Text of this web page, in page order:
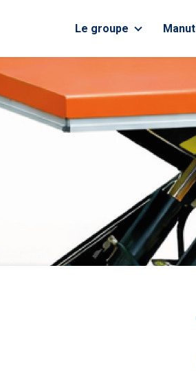
Le groupe
Metz – Nancy
Luxembourg
neufs
Vente
durée
durée